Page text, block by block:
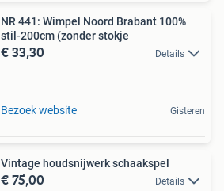
NR 441: Wimpel Noord Brabant 100%
stil-200cm (zonder stokje
€ 33,30 Details
Bezoek website Gisteren
Vintage houdsnijwerk schaakspel
€ 75,00 Details